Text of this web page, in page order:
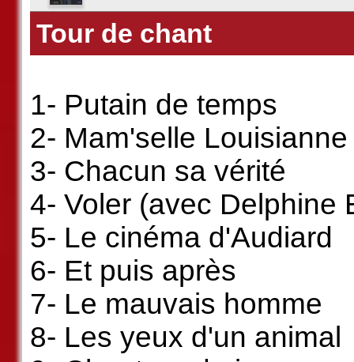
Tour de chant
1- Putain de temps
2- Mam'selle Louisianne
3- Chacun sa vérité
4- Voler (avec Delphine
5- Le cinéma d'Audiard
6- Et puis après
7- Le mauvais homme
8- Les yeux d'un animal